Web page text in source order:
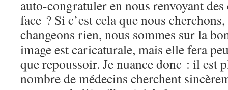
auto-congratuler en nous renvoyant
face ? Si c’est cela que nous
changeons rien, nous sommes sur la
image est caricaturale, mais elle fera
que repoussoir. Je nuance donc : il est
nombre de médecins cherchent